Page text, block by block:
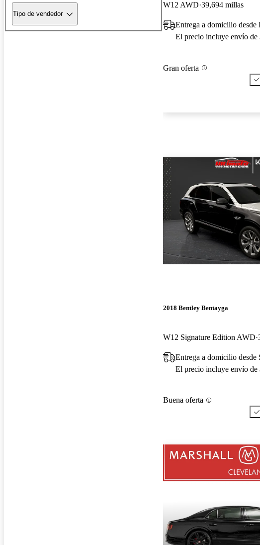
Tipo de vendedor
W12 AWD 39,694 millas
Entrega a domicilio
El precio incluye envío de
Gran oferta
2018 Bentley Bentayga
W12 Signature Edition AWD
Entrega a domicilio desde
El precio incluye envío de
Buena oferta